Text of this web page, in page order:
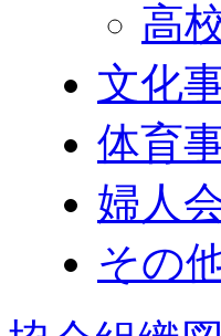
高
文化
体育
婦人
その